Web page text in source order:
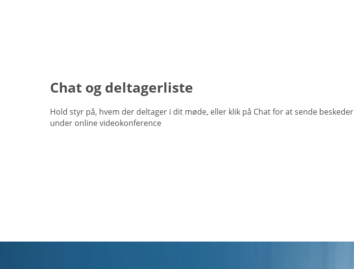
Chat og deltagerliste
Hold styr på, hvem der deltager i dit møde, eller klik på Chat for at sende beskeder
under online videokonference